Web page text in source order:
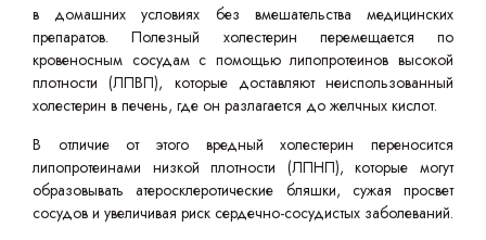
в домашних условиях без вмешательства медицинских
препаратов. Полезный холестерин перемещается по
кровеносным сосудам с помощью липопротеинов высокой
плотности (ЛПВП), которые доставляют неиспользованный
холестерин в печень, где он разлагается до желчных кислот.
В отличие от этого вредный холестерин переносится
липопротеинами низкой плотности (ЛПНП), которые могут
образовывать атеросклеротические бляшки, сужая просвет
сосудов и увеличивая риск сердечно-сосудистых заболеваний.